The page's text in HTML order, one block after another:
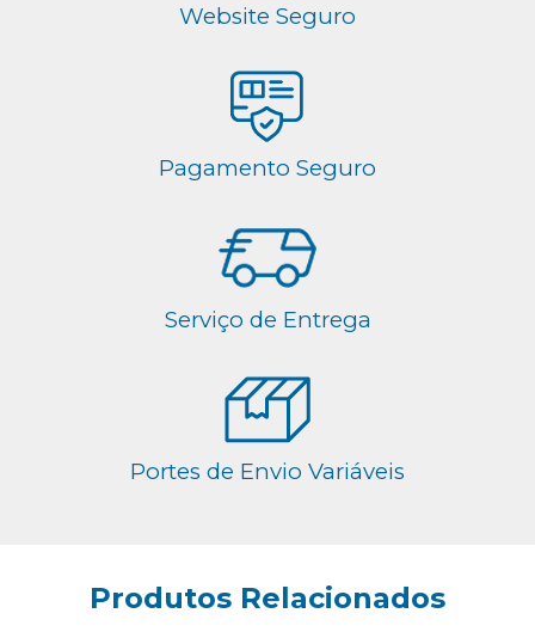
Website Seguro
Pagamento Seguro
Serviço de Entrega
Portes de Envio Variáveis
Produtos Relacionados